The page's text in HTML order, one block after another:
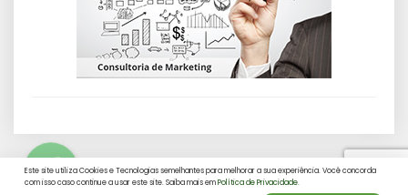
© Blog XL Turbo byAgência Formato.
Este site utiliza Cookies e Tecnologias semelhantes para melhorar a sua experiência. Você concorda
com isso caso continue a usar este site. Saiba mais emPolítica de Privacidade.